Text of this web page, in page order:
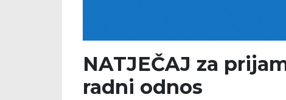
NATJEČAJ za
radni odnos